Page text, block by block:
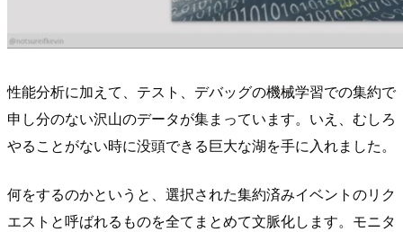
性能分析に加えて、テスト、デバッグの機械学習での集約で
申し分のない沢山のデータが集まっています。いえ、むしろ
やることがない時に没頭できる巨大な湖を手に入れました。
何をするのかというと、選択された集約済みイベントのリク
エストと呼ばれるものを全てまとめて文脈化します。モニタ